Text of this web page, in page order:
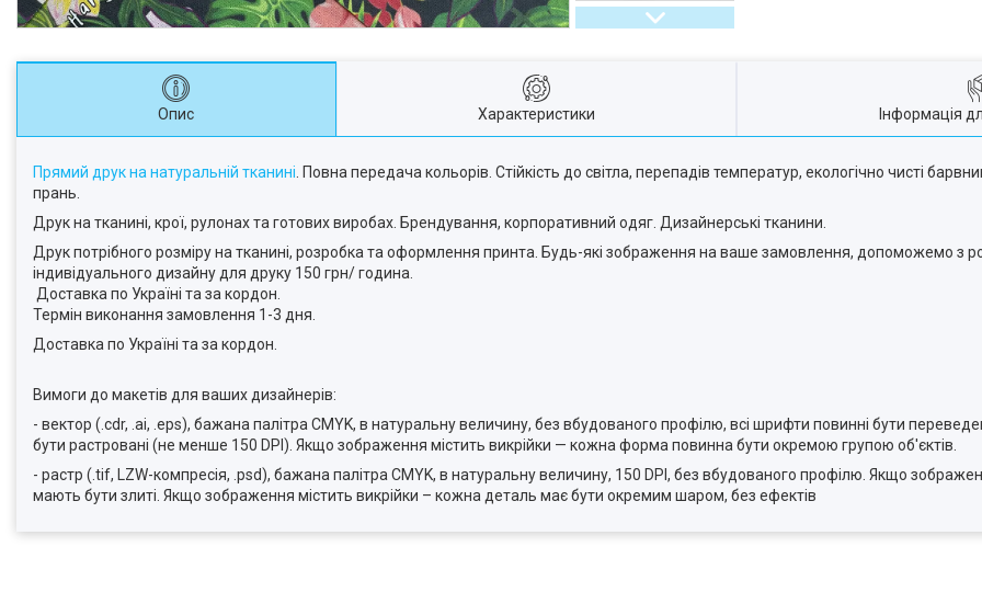
Опис Характеристики Інформація
Прямий друк на натуральній тканині . Повна передача кольорів. Стійкість до світла, перепадів температур, екологічно чисті
прань.
Друк на тканині, крої, рулонах та готових виробах. Брендування, корпоративний одяг. Дизайнерські тканини.
Друк потрібного розміру на тканині, розробка та оформлення принта. Будь-які зображення на ваше замовлення, допоможемо з
індивідуального дизайну для друку 150 грн/ година.
Доставка по Україні та за кордон.
Термін виконання замовлення 1-3 дня.
Доставка по Україні та за кордон.
Вимоги до макетів для ваших дизайнерів:
- вектор (.cdr, .ai, .eps), бажана палітра CMYK, в натуральну величину, без вбудованого профілю, всі шрифти повинні бути
бути растровані (не менше 150 DPI). Якщо зображення містить викрійки — кожна форма повинна бути окремою групою об'єктів.
- растр (.tif, LZW-компресія, .psd), бажана палітра CMYK, в натуральну величину, 150 DPI, без вбудованого профілю. Якщо
мають бути злиті. Якщо зображення містить викрійки – кожна деталь має бути окремим шаром, без ефектів